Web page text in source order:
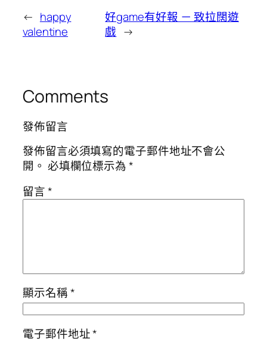
← happy
valentine
好game有好報 － 致拉闊遊
戲 →
Comments
發佈留言
發佈留言必須填寫的電子郵件地址不會公
開。 必填欄位標示為*
留言*
顯示名稱*
電子郵件地址*